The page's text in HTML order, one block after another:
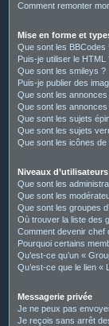
Comment remonter
Mise en forme et
Que sont les BBCodes
Puis-je utiliser le HTML
Que sont les smileys ?
Puis-je publier des
Que sont les annonces
Que sont les annonces
Que sont les sujets
Que sont les sujets
Que sont les icônes de
Niveaux
Que sont les
Que sont les
Que sont les groupes
Où trouver la liste des
Comment devenir chef
Pourquoi certains
Qu’est-ce qu’un «
Qu’est-ce que le lien «
Messagerie privée
Je ne peux pas
Je reçois sans arrêt